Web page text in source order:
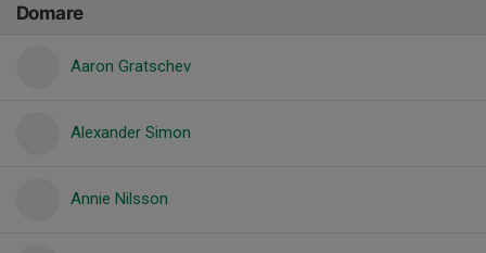
Domare
Aaron Gratschev
Alexander Simon
Annie Nilsson